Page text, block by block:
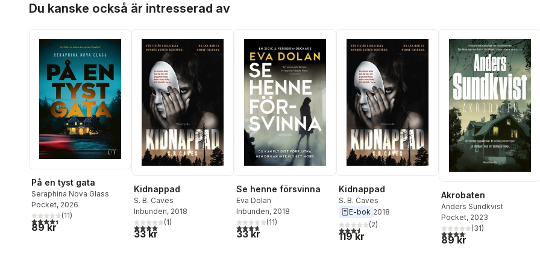
Du kanske också är intresserad av
På en tyst gata
Seraphina Nova Glass
Pocket, 2026
4,4utav 5 stjärnor. Totalt antal röster:
(11)
89 kr
Kidnappad
S. B. Caves
Inbunden, 2018
4,0utav 5 stjärnor. Totalt antal röster:
(1)
33 kr
Se henne försvinna
Eva Dolan
Inbunden, 2018
3,7utav 5 stjärnor. Totalt antal röster:
(11)
33 kr
Kidnappad
S. B. Caves
E-bok 2018
3,5utav 5 stjärnor. Totalt antal röster:
(2)
119 kr
Akrobaten
Anders Sundkvist
Pocket, 2023
4,1utav 5 stjärnor. Totalt
(31)
89 kr